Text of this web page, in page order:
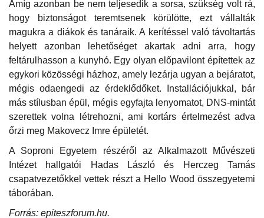
Amíg azonban be nem teljesedik a sorsa, szükség volt rá,
hogy biztonságot teremtsenek körülötte, ezt vállalták
magukra a diákok és tanáraik. A kerítéssel való távoltartás
helyett azonban lehetőséget akartak adni arra, hogy
feltárulhasson a kunyhó. Egy olyan előpavilont építettek az
egykori közösségi házhoz, amely lezárja ugyan a bejáratot,
mégis odaengedi az érdeklődőket. Installációjukkal, bár
más stílusban épül, mégis egyfajta lenyomatot, DNS-mintát
szerettek volna létrehozni, ami kortárs értelmezést adva
őrzi meg Makovecz Imre épületét.
A Soproni Egyetem részéről az Alkalmazott Művészeti
Intézet hallgatói Hadas László és Herczeg Tamás
csapatvezetőkkel vettek részt a Hello Wood összegyetemi
táborában.
Forrás: epiteszforum.hu.